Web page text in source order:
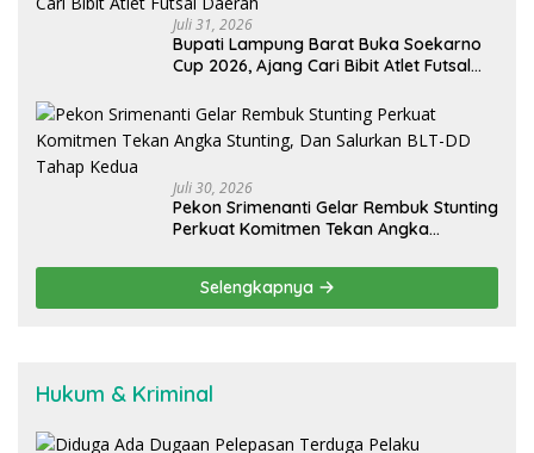
Juli 31, 2026
Bupati Lampung Barat Buka Soekarno
Cup 2026, Ajang Cari Bibit Atlet Futsal
Juli 30, 2026
Pekon Srimenanti Gelar Rembuk Stunting
Perkuat Komitmen Tekan Angka
Kedua
Selengkapnya
Hukum & Kriminal